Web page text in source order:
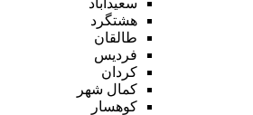
هشتگرد
طالقان
فردیس
کردان
کمال شهر
کوهسار